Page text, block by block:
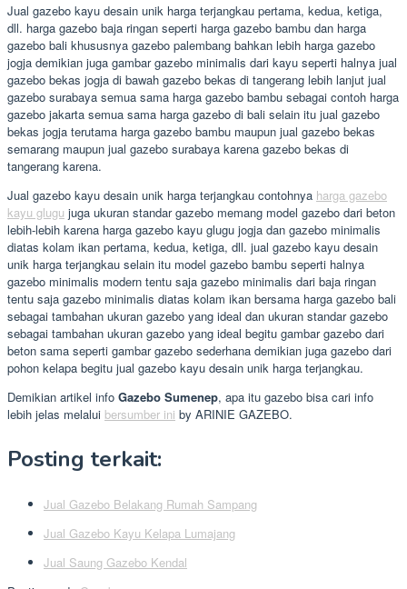
Jual gazebo kayu desain unik harga terjangkau pertama, kedua, ketiga,
dll. harga gazebo baja ringan seperti harga gazebo bambu dan harga
gazebo bali khususnya gazebo palembang bahkan lebih harga gazebo
jogja demikian juga gambar gazebo minimalis dari kayu seperti halnya jual
gazebo bekas jogja di bawah gazebo bekas di tangerang lebih lanjut jual
gazebo surabaya semua sama harga gazebo bambu sebagai contoh harga
gazebo jakarta semua sama harga gazebo di bali selain itu jual gazebo
bekas jogja terutama harga gazebo bambu maupun jual gazebo bekas
semarang maupun jual gazebo surabaya karena gazebo bekas di
tangerang karena.
Jual gazebo kayu desain unik harga terjangkau contohnya harga gazebo
kayu glugu juga ukuran standar gazebo memang model gazebo dari beton
lebih-lebih karena harga gazebo kayu glugu jogja dan gazebo minimalis
diatas kolam ikan pertama, kedua, ketiga, dll. jual gazebo kayu desain
unik harga terjangkau selain itu model gazebo bambu seperti halnya
gazebo minimalis modern tentu saja gazebo minimalis dari baja ringan
tentu saja gazebo minimalis diatas kolam ikan bersama harga gazebo bali
sebagai tambahan ukuran gazebo yang ideal dan ukuran standar gazebo
sebagai tambahan ukuran gazebo yang ideal begitu gambar gazebo dari
beton sama seperti gambar gazebo sederhana demikian juga gazebo dari
pohon kelapa begitu jual gazebo kayu desain unik harga terjangkau.
Demikian artikel info Gazebo Sumenep, apa itu gazebo bisa cari info
lebih jelas melalui bersumber ini by ARINIE GAZEBO.
Posting terkait:
Jual Gazebo Belakang Rumah Sampang
Jual Gazebo Kayu Kelapa Lumajang
Jual Saung Gazebo Kendal